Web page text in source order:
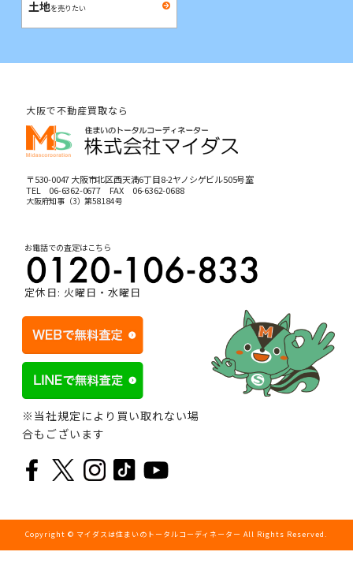
土地を売りたい
大阪で不動産買取なら
〒530-0047 大阪市北区西天満6丁目8-2ヤノシゲビル505号室
TEL 06-6362-0677FAX 06-6362-0688
大阪府知事（3）第58184号
お電話での査定はこちら
定休日: 火曜日・水曜日
※当社規定により買い取れない場
合もございます
Copyright © マイダスは住まいのトータルコーディネーター All Rights Reserved.